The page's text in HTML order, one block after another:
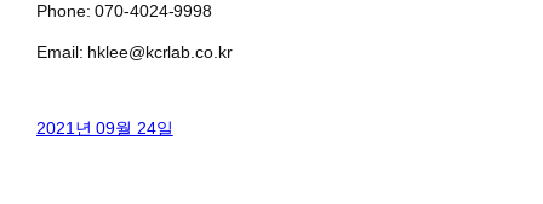
Phone: 070-4024-9998
Email: hklee@kcrlab.co.kr
2021년 09월 24일